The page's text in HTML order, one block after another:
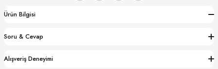
Ürün Bilgisi
Soru & Cevap
Alışveriş Deneyimi